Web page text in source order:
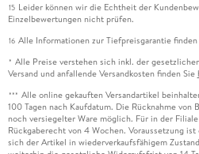
15 Leider können wir die Echtheit der
Einzelbewertungen nicht prüfen.
16 Alle Informationen zur Tiefpreisgarantie finden
* Alle Preise verstehen sich inkl. der
Versand und anfallende Versandkosten finden Sie
*** Alle online gekauften Versandartikel
100 Tagen nach Kaufdatum. Die Rücknahme
noch versiegelter Ware möglich. Für in der
Rückgaberecht von 4 Wochen. Voraussetzung ist
sich der Artikel in wiederverkaufsfähigem